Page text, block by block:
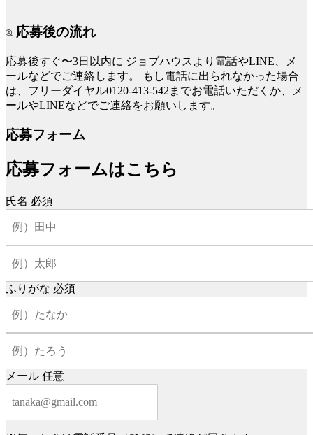
応募後の流れ
応募後すぐ〜3日以内に ジョブハウスより電話やLINE、メ
ールなどでご連絡します。
もし電話に出られなかった場合
は、フリーダイヤル0120-413-542までお電話いただくか、メ
ールやLINEなどでご連絡をお願いします。
応募フォーム
応募フォームはこちら
氏名 必須
ふりがな 必須
メール 任意